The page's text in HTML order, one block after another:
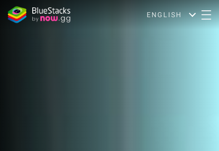
ENGLISH